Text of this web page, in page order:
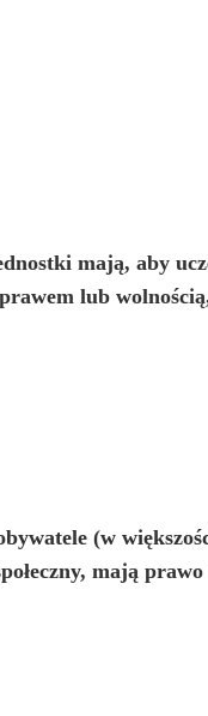
mają, aby
lub
(w
mają prawo